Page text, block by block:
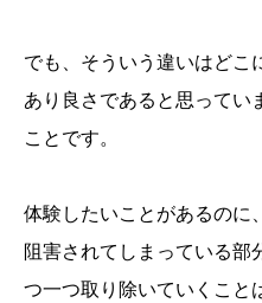
でも、そういう違いはどこ
あり良さであると思ってい
ことです。
体験したいことがあるのに
阻害されてしまっている部
つ一つ取り除いていくこと